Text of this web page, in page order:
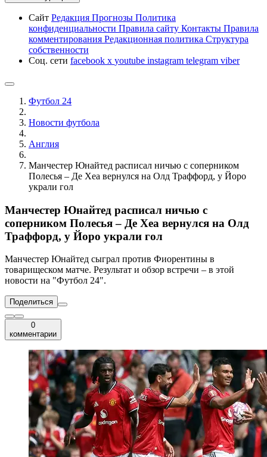
Сайт Редакция Прогнозы Политика
конфиденциальности Правила сайту Контакты Правила
комментирования Редакционная политика Структура
собственности
Соц. сети facebook x youtube instagram telegram viber
Футбол 24
Новости футбола
Англия
Манчестер Юнайтед расписал ничью с соперником
Полесья – Де Хеа вернулся на Олд Траффорд, у Йоро
украли гол
Манчестер Юнайтед расписал ничью с
соперником Полесья – Де Хеа вернулся на Олд
Траффорд, у Йоро украли гол
Манчестер Юнайтед сыграл против Фиорентины в
товарищеском матче. Результат и обзор встречи – в этой
новости на "Футбол 24".
Поделиться
0
комментарии